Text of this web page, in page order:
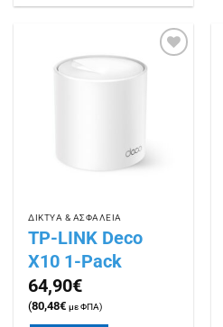
Πρόσθήκη
ΔΙΚΤΥΑ & ΑΣΦΑΛΕΙΑ
TP-LINK Deco
X10 1-Pack
64,90€
(80,48€ με ΦΠΑ)